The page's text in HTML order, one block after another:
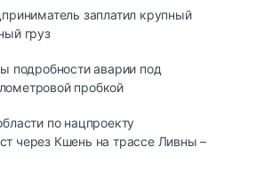
заплатил крупный
груз
подробности аварии под
пробкой
по нацпроекту
через Кшень на трассе Ливны –